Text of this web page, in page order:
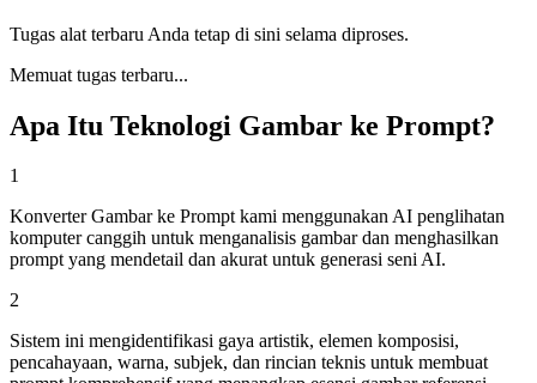
Tugas alat terbaru Anda tetap di sini selama diproses.
Memuat tugas terbaru...
Apa Itu Teknologi Gambar ke Prompt?
1
Konverter Gambar ke Prompt kami menggunakan AI penglihatan
komputer canggih untuk menganalisis gambar dan menghasilkan
prompt yang mendetail dan akurat untuk generasi seni AI.
2
Sistem ini mengidentifikasi gaya artistik, elemen komposisi,
pencahayaan, warna, subjek, dan rincian teknis untuk membuat